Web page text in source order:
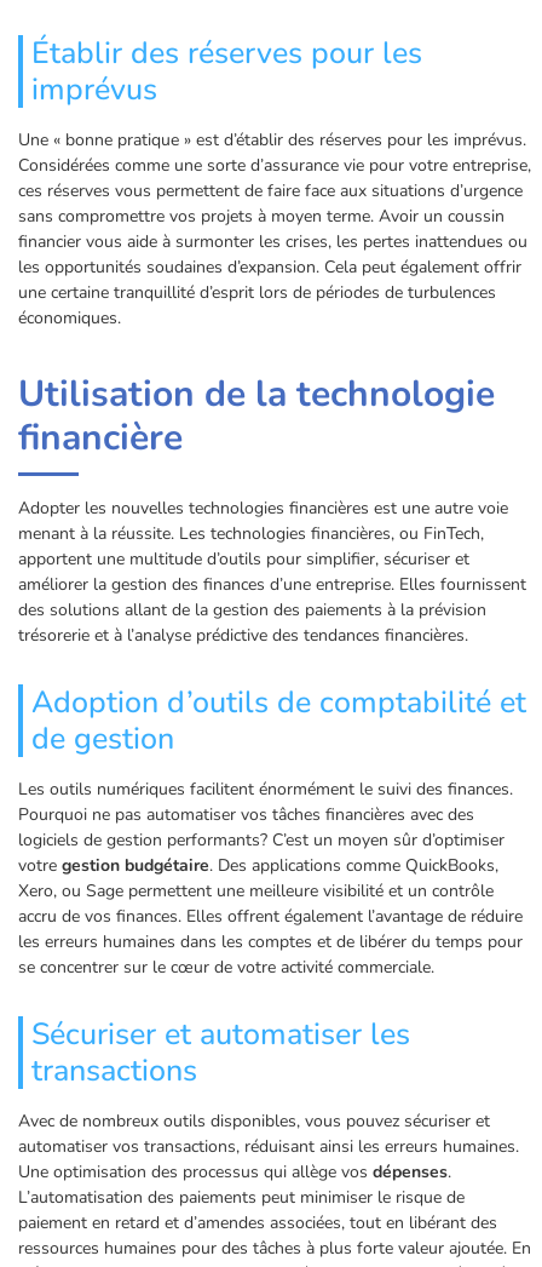
Établir des réserves pour les
imprévus
Une « bonne pratique » est d’établir des réserves pour les imprévus.
Considérées comme une sorte d’assurance vie pour votre entreprise,
ces réserves vous permettent de faire face aux situations d’urgence
sans compromettre vos projets à moyen terme. Avoir un coussin
financier vous aide à surmonter les crises, les pertes inattendues ou
les opportunités soudaines d’expansion. Cela peut également offrir
une certaine tranquillité d’esprit lors de périodes de turbulences
économiques.
Utilisation de la technologie
financière
Adopter les nouvelles technologies financières est une autre voie
menant à la réussite. Les technologies financières, ou FinTech,
apportent une multitude d’outils pour simplifier, sécuriser et
améliorer la gestion des finances d’une entreprise. Elles fournissent
des solutions allant de la gestion des paiements à la prévision
trésorerie et à l’analyse prédictive des tendances financières.
Adoption d’outils de comptabilité et
de gestion
Les outils numériques facilitent énormément le suivi des finances.
Pourquoi ne pas automatiser vos tâches financières avec des
logiciels de gestion performants? C’est un moyen sûr d’optimiser
votre gestion budgétaire. Des applications comme QuickBooks,
Xero, ou Sage permettent une meilleure visibilité et un contrôle
accru de vos finances. Elles offrent également l’avantage de réduire
les erreurs humaines dans les comptes et de libérer du temps pour
se concentrer sur le cœur de votre activité commerciale.
Sécuriser et automatiser les
transactions
Avec de nombreux outils disponibles, vous pouvez sécuriser et
automatiser vos transactions, réduisant ainsi les erreurs humaines.
Une optimisation des processus qui allège vos dépenses.
L’automatisation des paiements peut minimiser le risque de
paiement en retard et d’amendes associées, tout en libérant des
ressources humaines pour des tâches à plus forte valeur ajoutée. En